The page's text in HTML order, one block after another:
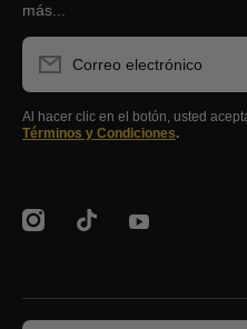
más...
Correo electrónico
Al hacer clic en el botón, usted
Términos y Condiciones.
instagramcom/clubstockers/
tiktokcom/youtubecom/